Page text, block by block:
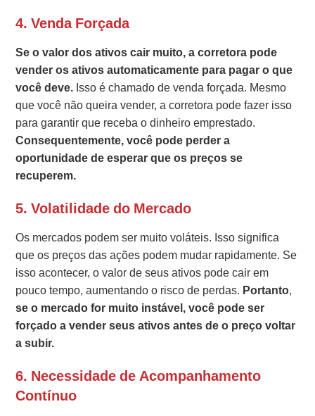
4.Venda Forçada
Se o valor dos ativos cair muito, a corretora pode
vender os ativos automaticamente para pagar o que
você deve. Isso é chamado de venda forçada. Mesmo
que você não queira vender, a corretora pode fazer isso
para garantir que receba o dinheiro emprestado.
Consequentemente, você pode perder a
oportunidade de esperar que os preços se
recuperem.
5.Volatilidade do Mercado
Os mercados podem ser muito voláteis. Isso significa
que os preços das ações podem mudar rapidamente. Se
isso acontecer, o valor de seus ativos pode cair em
pouco tempo, aumentando o risco de perdas. Portanto,
se o mercado for muito instável, você pode ser
forçado a vender seus ativos antes de o preço voltar
a subir.
6. Necessidade de Acompanhamento
Contínuo